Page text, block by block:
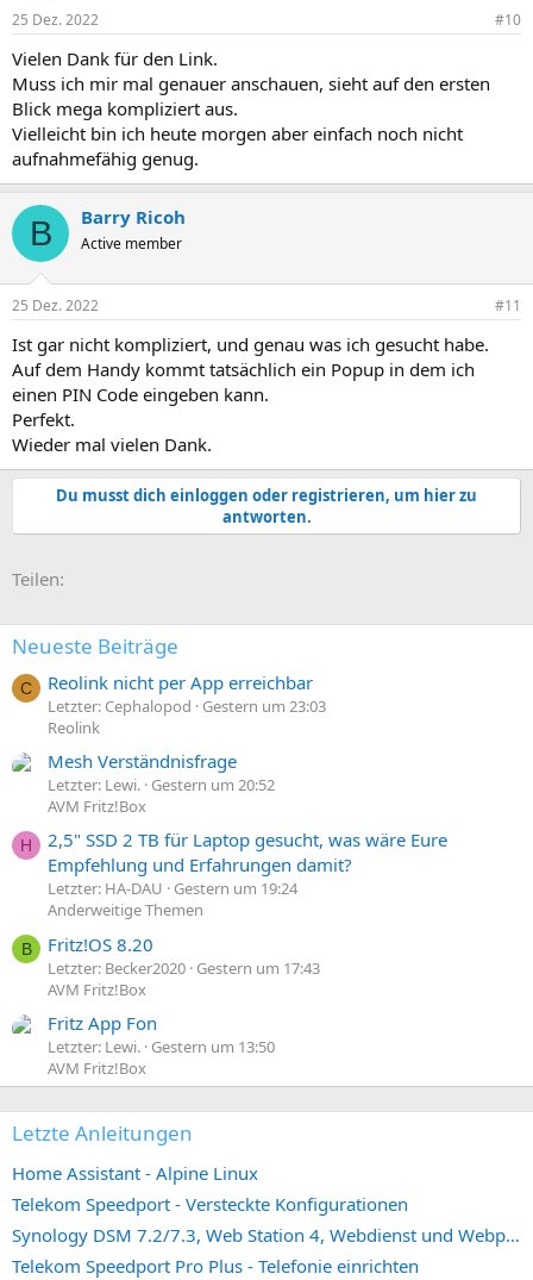
25 Dez. 2022 #10
Vielen Dank für den Link.
Muss ich mir mal genauer anschauen, sieht auf den ersten
Blick mega kompliziert aus.
Vielleicht bin ich heute morgen aber einfach noch nicht
aufnahmefähig genug.
B Barry Ricoh
Active member
25 Dez. 2022 #11
Ist gar nicht kompliziert, und genau was ich gesucht habe.
Auf dem Handy kommt tatsächlich ein Popup in dem ich
einen PIN Code eingeben kann.
Perfekt.
Wieder mal vielen Dank.
Du musst dich einloggen oder registrieren, um hier zu
antworten.
Teilen:
Neueste Beiträge
C Reolink nicht per App erreichbar
Letzter: Cephalopod
Gestern um 23:03
Reolink
Mesh Verständnisfrage
Letzter: Lewi. Gestern um 20:52
AVM Fritz!Box
H
2,5" SSD 2 TB für Laptop gesucht, was wäre Eure
Empfehlung und Erfahrungen damit?
Letzter: HA-DAU
Gestern um 19:24
Anderweitige Themen
B Fritz!OS 8.20
Letzter: Becker2020 Gestern um 17:43
AVM Fritz!Box
Fritz App Fon
Letzter: Lewi. Gestern um 13:50
AVM Fritz!Box
Letzte Anleitungen
Home Assistant - Alpine Linux
Telekom Speedport - Versteckte Konfigurationen
Synology DSM 7.2/7.3, Web Station 4, Webdienst und Webportal erstellen (ehemals vHost)
Telekom Speedport Pro Plus - Telefonie einrichten